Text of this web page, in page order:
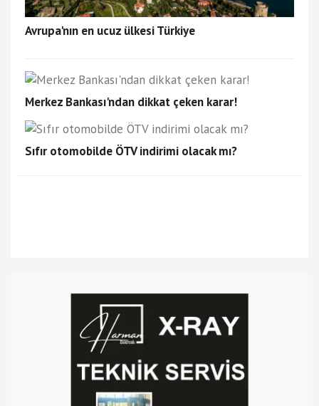
Avrupa'nın en ucuz ülkesi Türkiye
Merkez Bankası'ndan dikkat çeken karar!
Sıfır otomobilde ÖTV indirimi olacak mı?